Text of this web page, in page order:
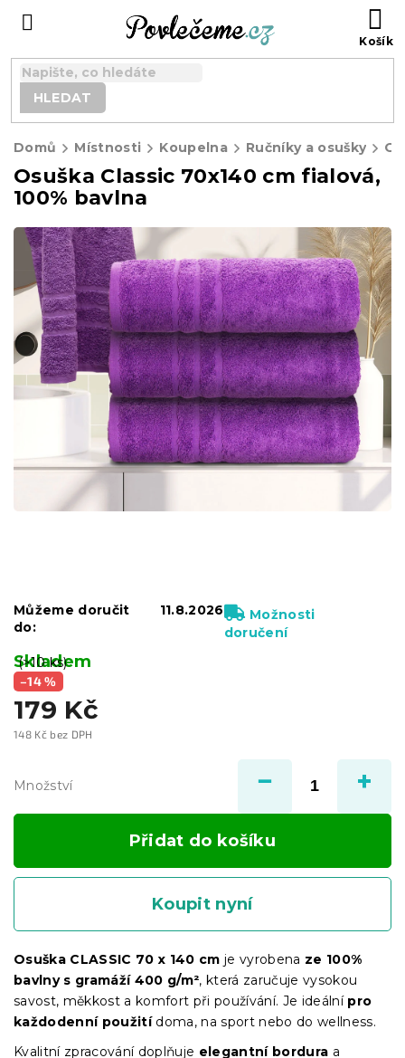
HLEDAT
Domů Místnosti Koupelna Ručníky a osušky
Osuška Classic 70x140 cm fialová,
100% bavlna
–14 %
179 Kč
148 Kč bez DPH
Skladem
(>10 ks)
Můžeme doručit
do:
11.8.2026
Možnosti
doručení
Množství
Přidat do košíku
Koupit nyní
Osuška CLASSIC 70 x 140 cm je vyrobena ze 100%
bavlny s gramáží 400 g/m², která zaručuje vysokou
savost, měkkost a komfort při používání. Je ideální pro
každodenní použitídoma, na sport nebo do wellness.
Kvalitní zpracování doplňuje elegantní bordura a